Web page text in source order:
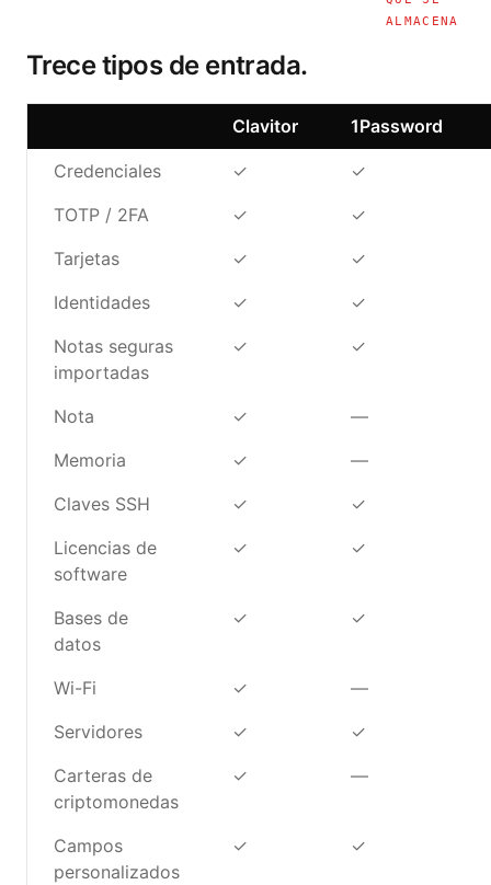
ALMACENA
Trece tipos de entrada.
Clavitor 1Password
Credenciales ✓
✓
TOTP / 2FA
✓
✓
Tarjetas
✓
✓
Identidades
✓
✓
Notas seguras
importadas
✓ ✓
Nota ✓
—
Memoria
✓
—
Claves SSH
✓
✓
Licencias de
software
✓ ✓
Bases de
datos
✓ ✓
Wi-Fi ✓
—
Servidores
✓
✓
Carteras de
criptomonedas
✓ —
Campos
personalizados
✓ ✓